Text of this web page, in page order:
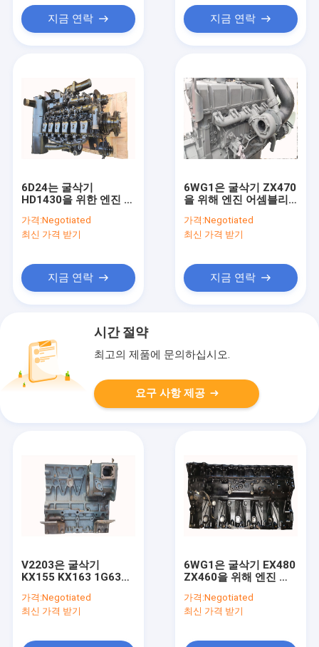
지금 연락 지금 연락
6D24는 굴삭기
HD1430을 위한 엔진 어
- 3 SK480 HD2045 디
젤 엔진
가격:Negotiated
최신 가격 받기
지금 연락
6WG1은 굴삭기 ZX470
을 위해 엔진 어셈블리
ZX650 ZX800 디젤 엔
진
가격:Negotiated
최신 가격 받기
지금 연락
시간 절약
최고의 제품에 문의하십시오.
요구 사항 제공
V2203은 굴삭기
KX155 KX163 1G633
용했습니다 - 0101D
가격:Negotiated
최신 가격 받기
6WG1은 굴삭기 EX480
ZX460을 위해 엔진 블
가격:Negotiated
최신 가격 받기